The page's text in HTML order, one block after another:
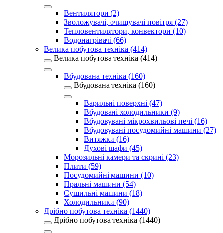
Вентилятори (2)
Зволожувачі, очищувачі повітря (27)
Тепловентилятори, конвектори (10)
Водонагрівачі (66)
Велика побутова техніка (414)
Велика побутова техніка (414)
Вбудована техніка (160)
Вбудована техніка (160)
Варильні поверхні (47)
Вбудовані холодильники (9)
Вбудовувані мікрохвильові печі (16)
Вбудовувані посудомийні машини (27)
Витяжки (16)
Духові шафи (45)
Морозильні камери та скрині (23)
Плити (59)
Посудомийні машини (10)
Пральні машини (54)
Сушильні машини (18)
Холодильники (90)
Дрібно побутова техніка (1440)
Дрібно побутова техніка (1440)